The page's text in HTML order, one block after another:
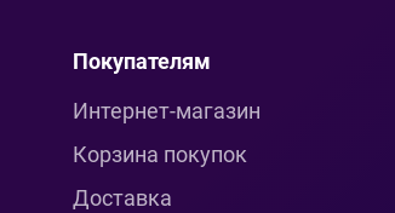
Покупателям
Интернет-магазин
Корзина покупок
Доставка